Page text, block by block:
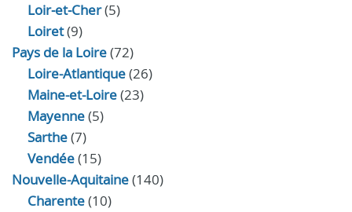
Loir‑et‑Cher(5)
Loiret(9)
Pays de la Loire(72)
Loire-Atlantique(26)
Maine-et-Loire(23)
Mayenne(5)
Sarthe(7)
Vendée(15)
Nouvelle-Aquitaine(140)
Charente(10)